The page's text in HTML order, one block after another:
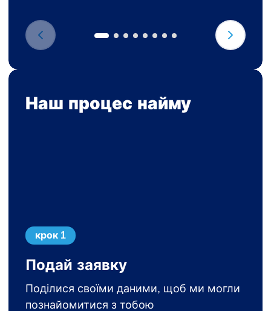
Наш процес найму
крок 1
Подай заявку
Поділися своїми даними, щоб ми могли
познайомитися з тобою